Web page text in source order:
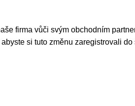
firma vůči svým obchodním
si tuto změnu zaregistrovali do